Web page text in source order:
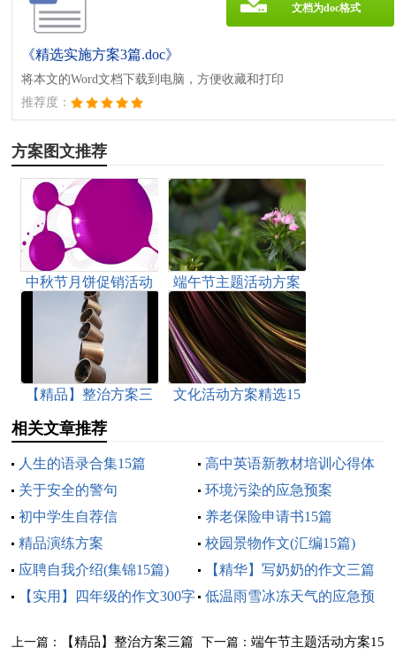
《精选实施方案3篇.doc》
将本文的Word文档下载到电脑，方便收藏和打印
推荐度：
文档为doc格式
方案图文推荐
中秋节月饼促销活动
方案
端午节主题活动方案
15篇
【精品】整治方案三
文化活动方案精选15
相关文章推荐
人生的语录合集15篇
高中英语新教材培训心得体
会
关于安全的警句
环境污染的应急预案
初中学生自荐信
养老保险申请书15篇
精品演练方案
校园景物作文(汇编15篇)
应聘自我介绍(集锦15篇)
【精华】写奶奶的作文三篇
【实用】四年级的作文300字
低温雨雪冰冻天气的应急预
上一篇： 【精品】整治方案三篇 下一篇： 端午节主题活动方案15